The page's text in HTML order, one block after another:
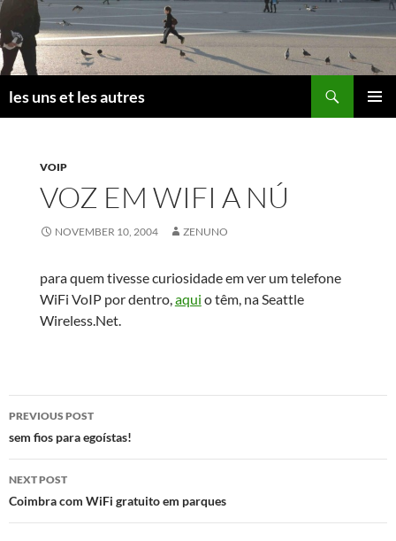
Skip
to
content
les uns et les autres
VOIP
VOZ EM WIFI A NÚ
NOVEMBER 10, 2004 ZENUNO
para quem tivesse curiosidade em ver um telefone
WiFi VoIP por dentro,aqui o têm, na Seattle
Wireless.Net.
Post
navigation
PREVIOUS POST
sem fios para egoístas!
NEXT POST
Coimbra com WiFi gratuito em parques